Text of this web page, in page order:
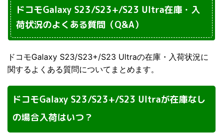
ドコモGalaxy S23/S23+/S23 Ultra在庫・入
荷状況のよくある質問（Q&A）
ドコモGalaxy S23/S23+/S23 Ultraの在庫・入荷状況に
関するよくある質問についてまとめます。
ドコモGalaxy S23/S23+/S23 Ultraが在庫なし
の場合入荷はいつ？